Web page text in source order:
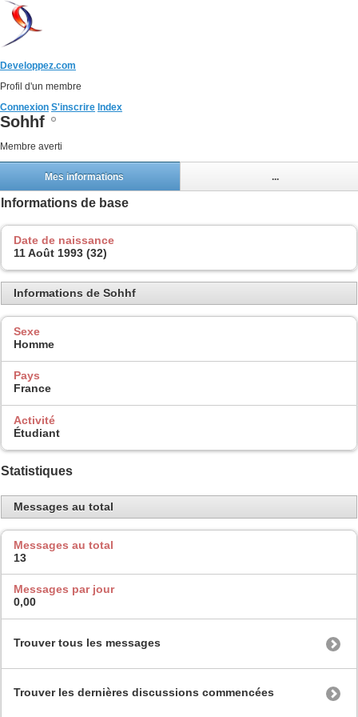
Developpez.com
Profil d'un membre
Connexion S'inscrire Index
Sohhf
Membre averti
Mes informations ...
Informations de base
Date de naissance
11 Août 1993 (32)
Informations de Sohhf
Sexe
Homme
Pays
France
Activité
Étudiant
Statistiques
Messages au total
Messages au total
13
Messages par jour
0,00
Trouver tous les messages
Trouver les dernières discussions commencées